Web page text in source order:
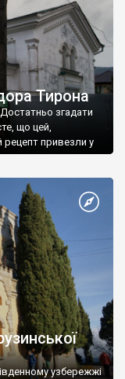
Тирона
згадати
що цей,
рецепт привезли у
узбережжі